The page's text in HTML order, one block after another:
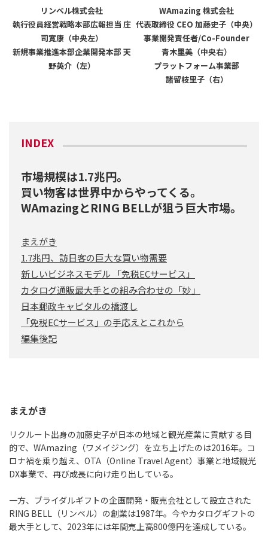
リンベル株式会社
執行役員経営戦略本部広報担当 庄
司寛康（中央左）
新規事業推進本部企業開発本部 天
野英介（左）
WAmazing 株式会社
代表取締役 CEO 加藤史子（中央）
事業開発責任者/Co-Founder
青木里美（中央右）
プラットフォーム事業部
諸留枝里子（右）
INDEX
市場規模は1.7兆円。
買い物客は世界中からやってくる。
WAmazingとRING BELLが狙う巨大市場。
まえがき
1.7兆円、訪日客の巨大な買い物需要
新しいビジネスモデル 「免税ECサービス」
カタログ通販最大手との組み合わせの「妙」
日本郵政キャピタルの橋渡し
「免税ECサービス」の手応えとこれから
編集後記
まえがき
リクルート出身の加藤史子が日本の地域と観光産業に貢献する目
的で、WAmazing（ワメイジング）を立ち上げたのは2016年。コ
ロナ禍を乗り越え、OTA（Online Travel Agent）事業と地域観光
DX事業で、再び成長に向け走り出している。
一方、ブライダルギフトの企画開発・販売会社として設立された
RING BELL（リンベル）の創業は1987年。今やカタログギフトの
最大手として、2023年には年間売上高800億円を達成している。